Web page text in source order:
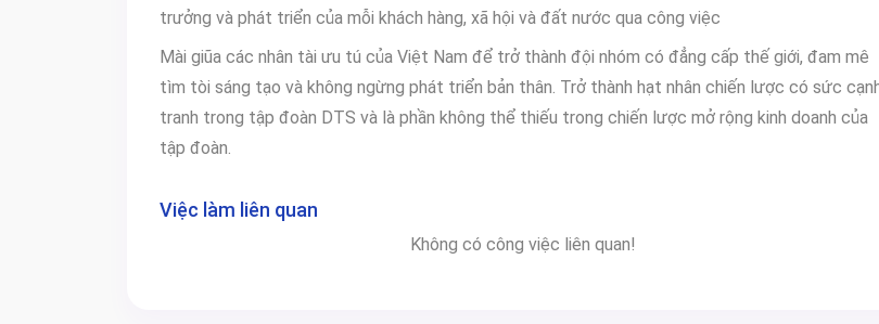
trưởng và phát triển của mỗi khách hàng, xã hội và đất nước qua công việc
Mài giũa các nhân tài ưu tú của Việt Nam để trở thành đội nhóm có đẳng cấp thế giới, đam mê
tìm tòi sáng tạo và không ngừng phát triển bản thân. Trở thành hạt nhân chiến lược có sức
tranh trong tập đoàn DTS và là phần không thể thiếu trong chiến lược mở rộng kinh doanh của
tập đoàn.
Việc làm liên quan
Không có công việc liên quan!